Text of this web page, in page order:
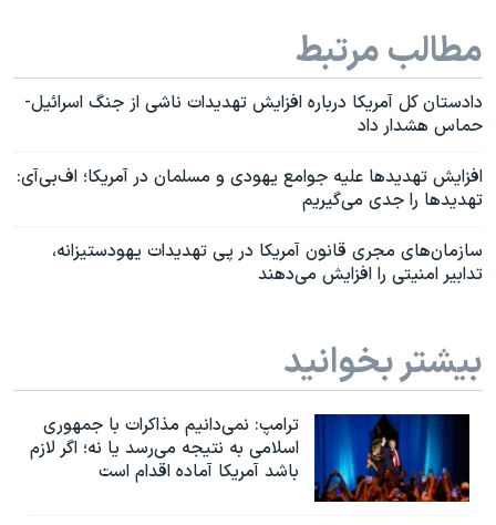
مطالب مرتبط
دادستان کل آمریکا درباره افزایش تهدیدات ناشی از جنگ اسرائیل-
حماس هشدار داد
افزایش تهدیدها علیه جوامع یهودی و مسلمان در آمریکا؛‌ اف‌بی‌آی:
تهدیدها را جدی می‌گیریم
سازمان‌های مجری قانون آمریکا در پی تهدیدات یهودستیزانه،
تدابیر امنیتی را افزایش می‌دهند
بیشتر بخوانید
ترامپ: نمی‌دانیم مذاکرات با جمهوری
اسلامی به نتیجه می‌رسد یا نه؛ اگر لازم
باشد آمریکا آماده اقدام است